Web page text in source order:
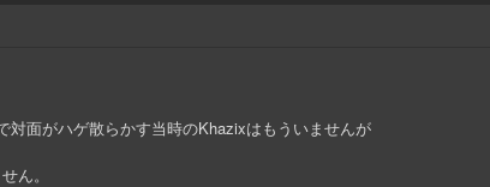
対面がハゲ散らかす当時のKhazixはもういませんが
ん。